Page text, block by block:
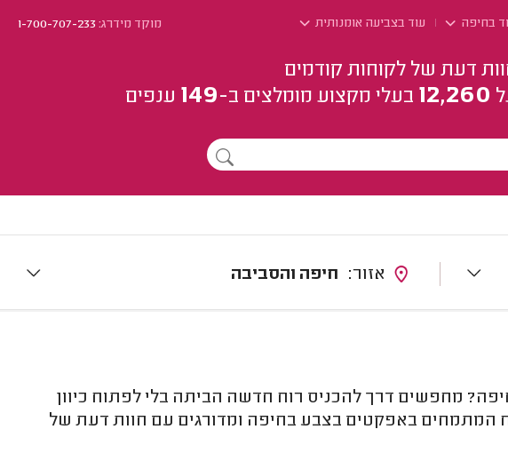
בחיפה עוד בצביעה אומנותית מוקד מידרג:1-700-707-233
דעת של לקוחות קודמים
12,260 בעלי מקצוע מומלצים ב-149 ענפים
חיפה והסביבה
מחפשים דרך להכניס רוח חדשה הביתה בלי לפתוח כיוון
המתמחים באפקטים בצבע בחיפה ומדורגים עם חוות דעת של